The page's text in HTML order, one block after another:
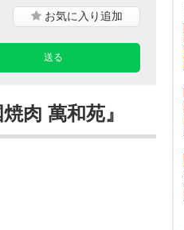
お気に入り追加
送る
肉 萬和苑』